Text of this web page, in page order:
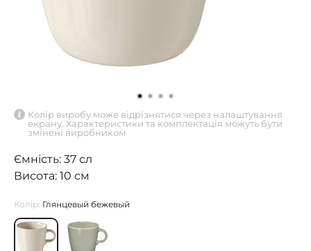
Колір виробу може відрізнятися через налаштування
екрану. Характеристики та комплектація можуть бути
змінені виробником
Ємність: 37 сл
Висота: 10 см
Колір: Глянцевый бежевый